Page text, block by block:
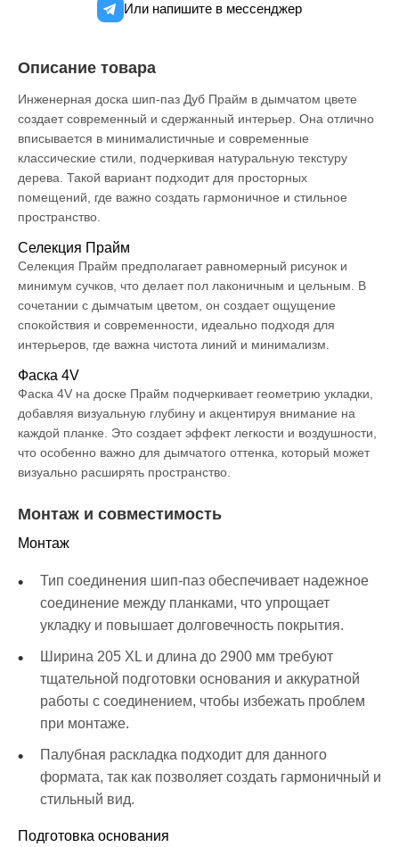
Или напишите в мессенджер
Описание товара
Инженерная доска шип-паз Дуб Прайм в дымчатом цвете
создает современный и сдержанный интерьер. Она отлично
вписывается в минималистичные и современные
классические стили, подчеркивая натуральную текстуру
дерева. Такой вариант подходит для просторных
помещений, где важно создать гармоничное и стильное
пространство.
Селекция Прайм
Селекция Прайм предполагает равномерный рисунок и
минимум сучков, что делает пол лаконичным и цельным. В
сочетании с дымчатым цветом, он создает ощущение
спокойствия и современности, идеально подходя для
интерьеров, где важна чистота линий и минимализм.
Фаска 4V
Фаска 4V на доске Прайм подчеркивает геометрию укладки,
добавляя визуальную глубину и акцентируя внимание на
каждой планке. Это создает эффект легкости и воздушности,
что особенно важно для дымчатого оттенка, который может
визуально расширять пространство.
Монтаж и совместимость
Монтаж
Тип соединения шип-паз обеспечивает надежное
соединение между планками, что упрощает
укладку и повышает долговечность покрытия.
Ширина 205 XL и длина до 2900 мм требуют
тщательной подготовки основания и аккуратной
работы с соединением, чтобы избежать проблем
при монтаже.
Палубная раскладка подходит для данного
формата, так как позволяет создать гармоничный и
стильный вид.
Подготовка основания